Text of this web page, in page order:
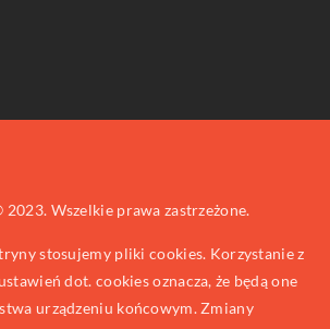
Wszelkie prawa zastrzeżone.
stosujemy pliki cookies. Korzystanie z
dot. cookies oznacza, że będą one
urządzeniu końcowym. Zmiany